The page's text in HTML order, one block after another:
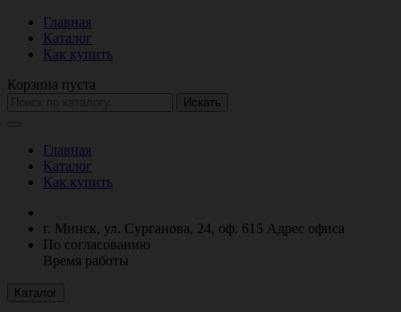
Главная
Каталог
Как купить
Корзина пуста
Искать
Главная
Каталог
Как купить
г. Минск, ул. Сурганова, 24, оф. 615 Адрес офиса
По согласованию
Время работы
Каталог